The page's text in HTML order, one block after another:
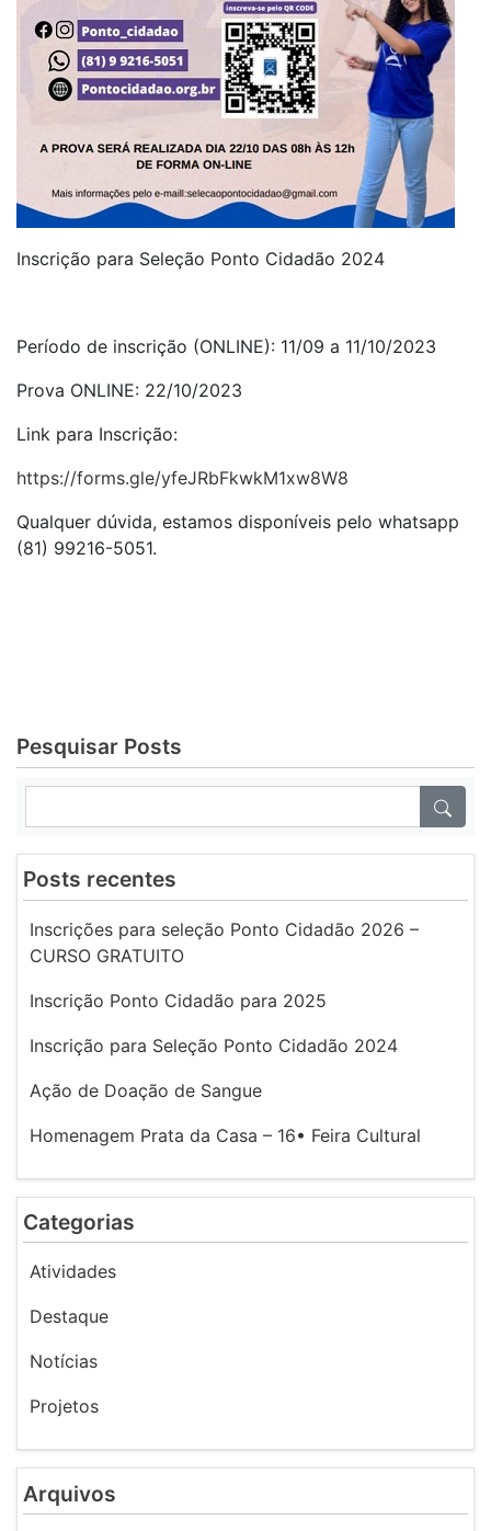
Inscrição para Seleção Ponto Cidadão 2024
Período de inscrição (ONLINE): 11/09 a 11/10/2023
Prova ONLINE: 22/10/2023
Link para Inscrição:
https://forms.gle/yfeJRbFkwkM1xw8W8
Qualquer dúvida, estamos disponíveis pelo whatsapp
(81) 99216-5051.
Pesquisar Posts
Posts recentes
Inscrições para seleção Ponto Cidadão 2026 –
CURSO GRATUITO
Inscrição Ponto Cidadão para 2025
Inscrição para Seleção Ponto Cidadão 2024
Ação de Doação de Sangue
Homenagem Prata da Casa – 16• Feira Cultural
Categorias
Atividades
Destaque
Notícias
Projetos
Arquivos